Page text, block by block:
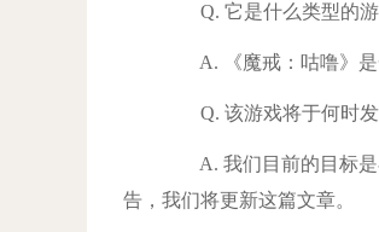
Q. 它是什么类型的游
A. 《魔戒：咕噜》是
Q. 该游戏将于何时发
A. 我们目前的目标是
告，我们将更新这篇文章。